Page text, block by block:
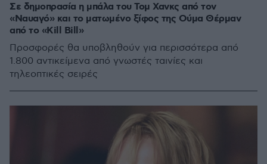
Σε δημοπρασία η μπάλα του Τομ Χανκς από τον
«Ναυαγό» και το ματωμένο ξίφος της Ούμα Θέρμαν
από το «Κill Bill»
Προσφορές θα υποβληθούν για περισσότερα από
1.800 αντικείμενα από γνωστές ταινίες και
τηλεοπτικές σειρές